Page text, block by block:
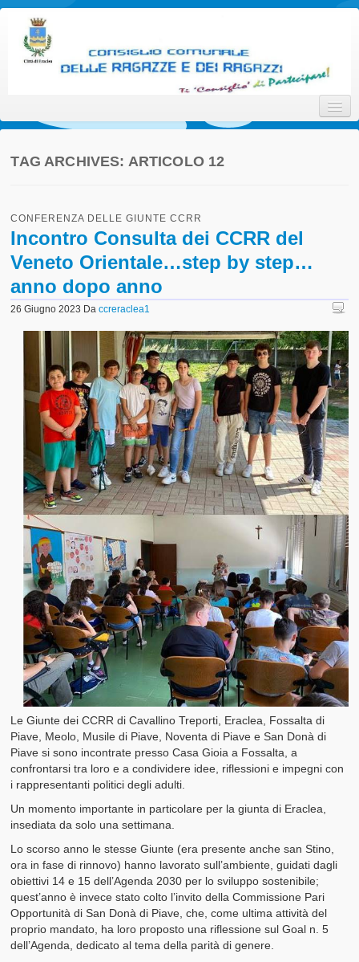
Consiglio Comunale delle
Ragazze e dei Ragazzi della
Città di Eraclea
Ti 'Consiglio' di Partecipare!
Promotori
Attori
Interlocutori
Statuto
I nostri Valori
Il Glossario del Cittadino
TAG ARCHIVES: ARTICOLO 12
CONFERENZA DELLE GIUNTE CCRR
Incontro Consulta dei CCRR del
Veneto Orientale…step by step…
anno dopo anno
26 Giugno 2023 Daccreraclea1
Le Giunte dei CCRR di Cavallino Treporti, Eraclea, Fossalta di
Piave, Meolo, Musile di Piave, Noventa di Piave e San Donà di
Piave si sono incontrate presso Casa Gioia a Fossalta, a
confrontarsi tra loro e a condividere idee, riflessioni e impegni con
i rappresentanti politici degli adulti.
Un momento importante in particolare per la giunta di Eraclea,
insediata da solo una settimana.
Lo scorso anno le stesse Giunte (era presente anche san Stino,
ora in fase di rinnovo) hanno lavorato sull’ambiente, guidati dagli
obiettivi 14 e 15 dell’Agenda 2030 per lo sviluppo sostenibile;
quest’anno è invece stato colto l’invito della Commissione Pari
Opportunità di San Donà di Piave, che, come ultima attività del
proprio mandato, ha loro proposto una riflessione sul Goal n. 5
dell’Agenda, dedicato al tema della parità di genere.